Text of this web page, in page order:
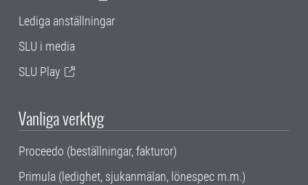
Lediga anställningar
SLU i media
SLU Play
Vanliga verktyg
Proceedo (beställningar, fakturor)
Primula (ledighet, sjukanmälan, lönespec m.m.)